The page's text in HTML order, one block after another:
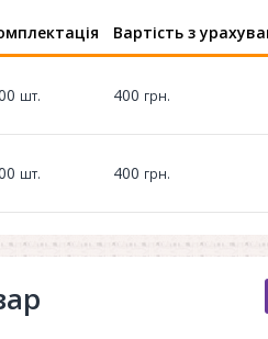
Вартість з
шт. 400 грн.
шт. 400 грн.